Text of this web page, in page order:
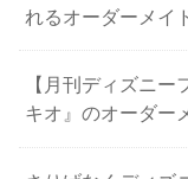
れるオーダーメイ
【月刊ディズニ
キオ』のオーダー